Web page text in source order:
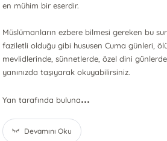
en mühim bir eserdir.
Müslümanların ezbere bilmesi gereken bu
faziletli olduğu gibi hususen Cuma günleri,
mevlidlerinde, sünnetlerde, özel dini
yanınızda taşıyarak okuyabilirsiniz.
Yan tarafında buluna...
Devamını Oku